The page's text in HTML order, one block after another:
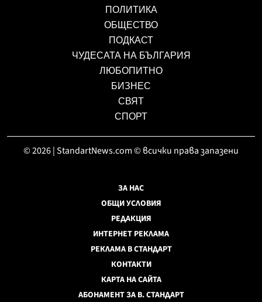
ПОЛИТИКА
ОБЩЕСТВО
ПОДКАСТ
ЧУДЕСАТА НА БЪЛГАРИЯ
ЛЮБОПИТНО
БИЗНЕС
СВЯТ
СПОРТ
© 2026 | StandartNews.com © всички права запазени
ЗА НАС
ОБЩИ УСЛОВИЯ
РЕДАКЦИЯ
ИНТЕРНЕТ РЕКЛАМА
РЕКЛАМА В СТАНДАРТ
КОНТАКТИ
КАРТА НА САЙТА
АБОНАМЕНТ ЗА В. СТАНДАРТ